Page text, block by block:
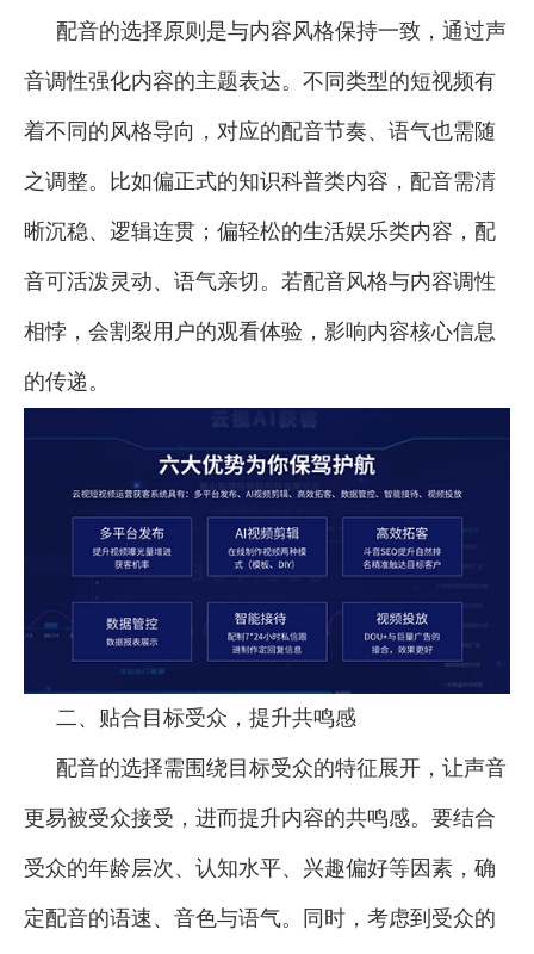
配音的选择原则是与内容风格保持一致，通过声
音调性强化内容的主题表达。不同类型的短视频有
着不同的风格导向，对应的配音节奏、语气也需随
之调整。比如偏正式的知识科普类内容，配音需清
晰沉稳、逻辑连贯；偏轻松的生活娱乐类内容，配
音可活泼灵动、语气亲切。若配音风格与内容调性
相悖，会割裂用户的观看体验，影响内容核心信息
的传递。
二、贴合目标受众，提升共鸣感
配音的选择需围绕目标受众的特征展开，让声音
更易被受众接受，进而提升内容的共鸣感。要结合
受众的年龄层次、认知水平、兴趣偏好等因素，确
定配音的语速、音色与语气。同时，考虑到受众的